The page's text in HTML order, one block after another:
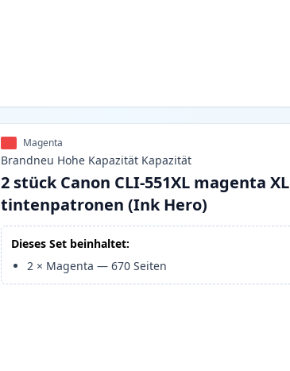
Magenta
Brandneu Hohe Kapazität Kapazität
2 stück Canon CLI-551XL magenta XL
tintenpatronen (Ink Hero)
Dieses Set beinhaltet:
2 × Magenta —670 Seiten